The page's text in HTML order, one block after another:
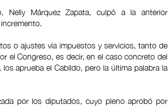
Nelly Márquez Zapata, culpó a la anterior
o ajustes vía impuestos y servicios, tanto de
el Congreso, es decir, en el caso concreto del
aprueba el Cabildo, pero la última palabra la
por los diputados, cuyo pleno aprobó por